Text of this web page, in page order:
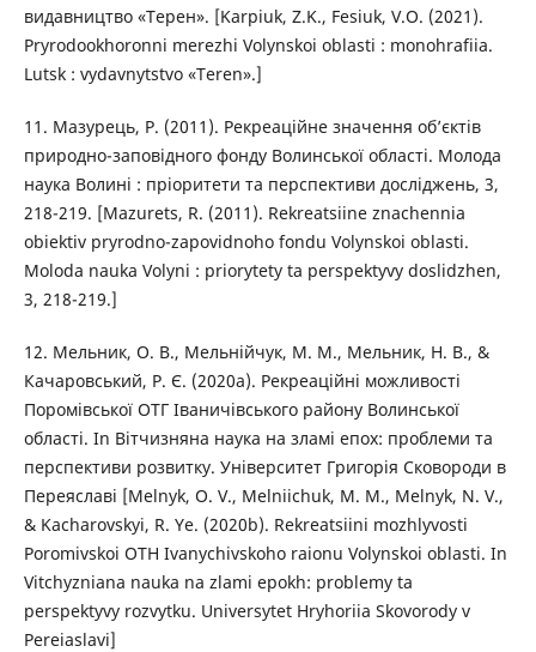
видавництво «Терен». [Karpiuk, Z.K., Fesiuk, V.O. (2021).
Pryrodookhoronni merezhi Volynskoi oblasti : monohrafiia.
Lutsk : vydavnytstvo «Teren».]
11. Мазурець, Р. (2011). Рекреаційне значення об’єктів
природно-заповідного фонду Волинської області. Молода
наука Волині : пріоритети та перспективи досліджень, 3,
218-219. [Mazurets, R. (2011). Rekreatsiine znachennia
obiektiv pryrodno-zapovidnoho fondu Volynskoi oblasti.
Moloda nauka Volyni : priorytety ta perspektyvy doslidzhen,
3, 218-219.]
12. Мельник, О. В., Мельнійчук, М. М., Мельник, Н. В., &
Качаровський, Р. Є. (2020a). Рекреаційні можливості
Поромівської ОТГ Іваничівського району Волинської
області. In Вітчизняна наука на зламі епох: проблеми та
перспективи розвитку. Університет Григорія Сковороди в
Переяславі [Melnyk, O. V., Melniichuk, M. M., Melnyk, N. V.,
& Kacharovskyi, R. Ye. (2020b). Rekreatsiini mozhlyvosti
Poromivskoi OTH Ivanychivskoho raionu Volynskoi oblasti. In
Vitchyzniana nauka na zlami epokh: problemy ta
perspektyvy rozvytku. Universytet Hryhoriia Skovorody v
Pereiaslavi]